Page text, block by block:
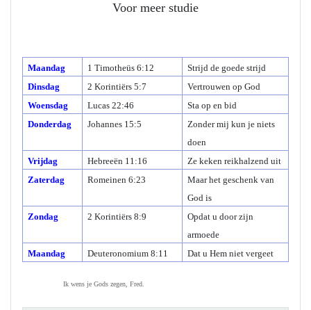
Voor meer studie
Maandag 1 Timotheüs 6:12
Strijd de goede strijd
Dinsdag
2 Korintiërs 5:7
Vertrouwen op God
Woensdag
Lucas 22:46
Sta op en bid
Donderdag
Johannes 15:5
Zonder mij kun je niets
doen
Vrijdag
Hebreeën 11:16
Ze keken reikhalzend uit
Zaterdag
Romeinen 6:23
Maar het geschenk van
God is
Zondag
2 Korintiërs 8:9
Opdat u door zijn
armoede
Maandag
Deuteronomium 8:11 Dat u Hem niet vergeet
Ik wens je Gods zegen, Fred.